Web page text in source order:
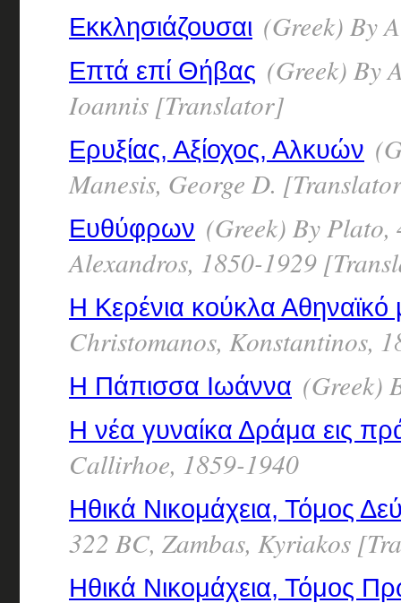
Εκκλησιάζουσαι (Greek) By
Επτά επί Θήβας (Greek) By
Ioannis [Translator]
Ερυξίας, Αξίοχος, Αλκυών
Manesis, George D.
Ευθύφρων (Greek) By
Alexandros, 1850-1929
Η Κερένια κούκλα Αθηναϊκό
Christomanos, Konstantinos,
Η Πάπισσα Ιωάννα (Greek)
Η νέα γυναίκα Δράμα εις
Callirhoe, 1859-1940
Ηθικά Νικομάχεια, Τόμος
322 BC, Zambas, Kyriakos
Ηθικά Νικομάχεια, Τόμος